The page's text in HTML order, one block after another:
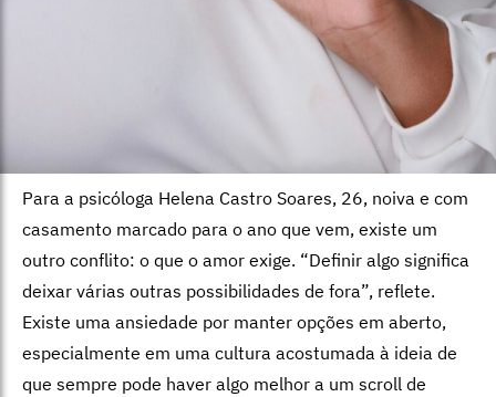
Para a psicóloga Helena Castro Soares, 26, noiva e com
casamento marcado para o ano que vem, existe um
outro conflito: o que o amor exige. “Definir algo significa
deixar várias outras possibilidades de fora”, reflete.
Existe uma ansiedade por manter opções em aberto,
especialmente em uma cultura acostumada à ideia de
que sempre pode haver algo melhor a um scroll de